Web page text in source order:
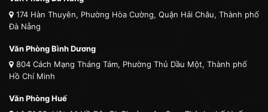
174 Hàn Thuyên, Phường Hòa Cường, Quận Hải Châu, Thành phố
Đà Nẵng
Văn Phòng Bình Dương
804 Cách Mạng Tháng Tám, Phường Thủ Dầu Một, Thành phố
Hồ Chí Minh
Văn Phòng Huế